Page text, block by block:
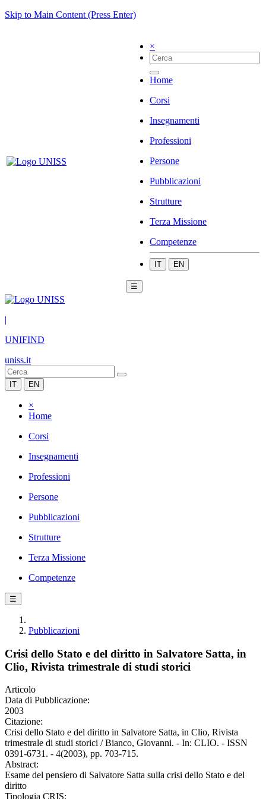
Skip to Main Content (Press Enter)
×
Home
Corsi
Insegnamenti
Professioni
Persone
Pubblicazioni
Strutture
Terza Missione
Competenze
IT EN
☰
|
UNIFIND
uniss.it
IT EN
×
Home
Corsi
Insegnamenti
Professioni
Persone
Pubblicazioni
Strutture
Terza Missione
Competenze
☰
Pubblicazioni
Crisi dello Stato e del diritto in Salvatore Satta, in
Clio, Rivista trimestrale di studi storici
Articolo
Data di Pubblicazione:
2003
Citazione:
Crisi dello Stato e del diritto in Salvatore Satta, in Clio, Rivista
trimestrale di studi storici / Bianco, Giovanni. - In: CLIO. - ISSN
0391-6731. - 4(2003), pp. 703-715.
Abstract:
Esame del pensiero di Salvatore Satta sulla crisi dello Stato e del
diritto
Tipologia CRIS: